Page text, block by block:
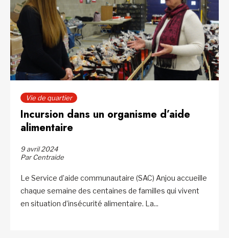
Vie de quartier
Incursion dans un organisme d’aide
alimentaire
9 avril 2024
Par Centraide
Le Service d’aide communautaire (SAC) Anjou accueille
chaque semaine des centaines de familles qui vivent
en situation d’insécurité alimentaire. La...